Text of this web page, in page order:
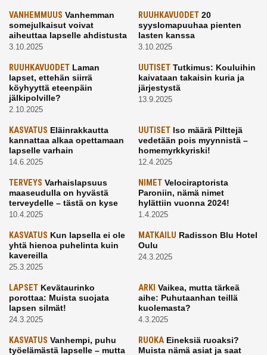
VANHEMMUUS Vanhemman
somejulkaisut voivat
aiheuttaa lapselle ahdistusta
3.10.2025
RUUHKAVUODET20
syyslomapuuhaa pienten
lasten kanssa
3.10.2025
RUUHKAVUODET Laman
lapset, ettehän siirrä
köyhyyttä eteenpäin
jälkipolville?
2.10.2025
UUTISETTutkimus: Kouluihin
kaivataan takaisin kuria ja
järjestystä
13.9.2025
KASVATUS Eläinrakkautta
kannattaa alkaa opettamaan
lapselle varhain
14.6.2025
UUTISETIso määrä Pilttejä
vedetään pois myynnistä –
homemyrkkyriski!
12.4.2025
TERVEYS Varhaislapsuus
maaseudulla on hyvästä
terveydelle – tästä on kyse
10.4.2025
NIMETVelociraptorista
Paroniin, nämä nimet
hylättiin vuonna 2024!
1.4.2025
KASVATUS Kun lapsella ei ole
yhtä hienoa puhelinta kuin
kavereilla
25.3.2025
MATKAILU Radisson Blu Hotel
Oulu
24.3.2025
LAPSET Kevätaurinko
porottaa: Muista suojata
lapsen silmät!
24.3.2025
ARKI Vaikea, mutta tärkeä
aihe: Puhutaanhan teillä
kuolemasta?
4.3.2025
KASVATUS Vanhempi, puhu
työelämästä lapselle – mutta
RUOKAEineksiä ruoaksi?
Muista nämä asiat ja saat